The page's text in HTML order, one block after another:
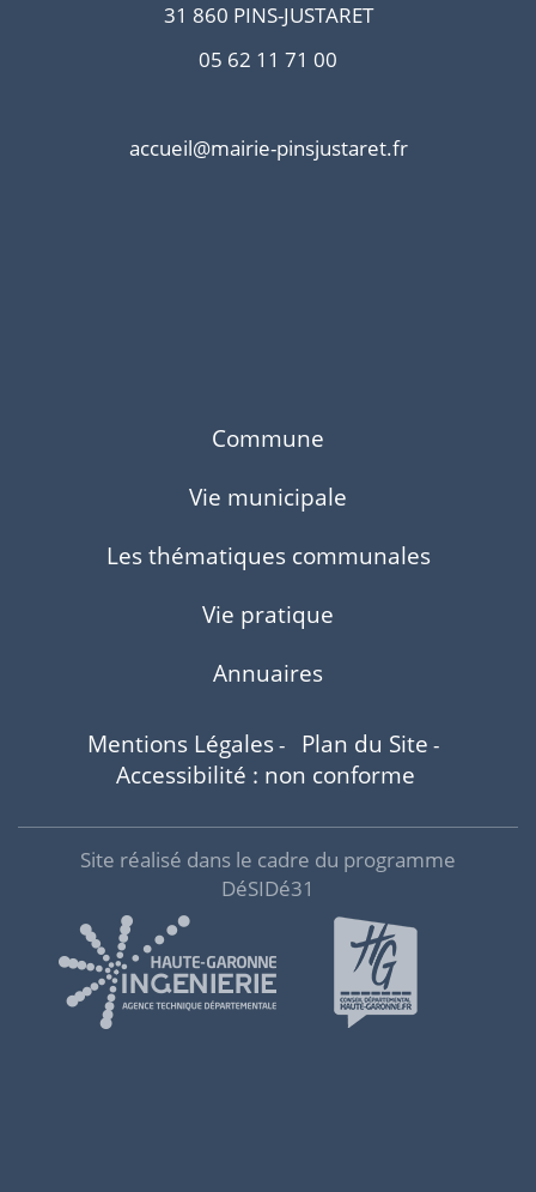
31 860 PINS-JUSTARET
05 62 11 71 00
accueil@mairie-pinsjustaret.fr
Commune
Vie municipale
Les thématiques communales
Vie pratique
Annuaires
Mentions Légales- Plan du Site -
Accessibilité : non conforme
Site réalisé dans le cadre du programme
DéSIDé31